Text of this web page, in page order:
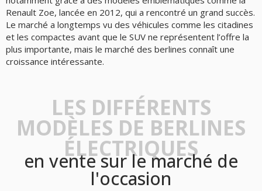
Renault Zoe, lancée en 2012, qui a rencontré un grand succès.
Le marché a longtemps vu des véhicules comme les citadines
et les compactes avant que le SUV ne représentent l’offre la
plus importante, mais le marché des berlines connaît une
croissance intéressante.
LES DIFFÉRENTS
MODÈLES DE BERLINES
ÉLECTRIQUES
en vente sur le marché de
l'occasion